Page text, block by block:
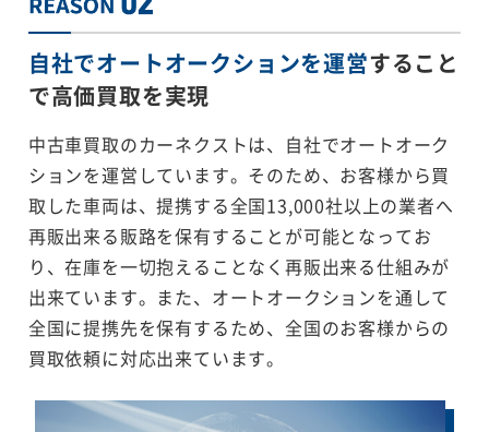
自社でオートオークションを運営すること
で高価買取を実現
中古車買取のカーネクストは、自社でオートオーク
ションを運営しています。そのため、お客様から買
取した車両は、提携する全国13,000社以上の業者へ
再販出来る販路を保有することが可能となってお
り、在庫を一切抱えることなく再販出来る仕組みが
出来ています。また、オートオークションを通して
全国に提携先を保有するため、全国のお客様からの
買取依頼に対応出来ています。